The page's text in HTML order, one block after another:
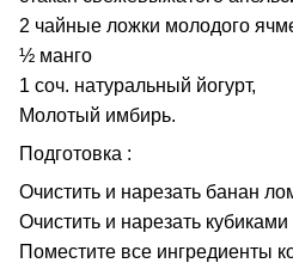
2 чайные ложки молодого
½ манго
1 соч. натуральный йогурт,
Молотый имбирь.
Подготовка :
Очистить и нарезать банан
Очистить и нарезать кубиками
Поместите все ингредиенты